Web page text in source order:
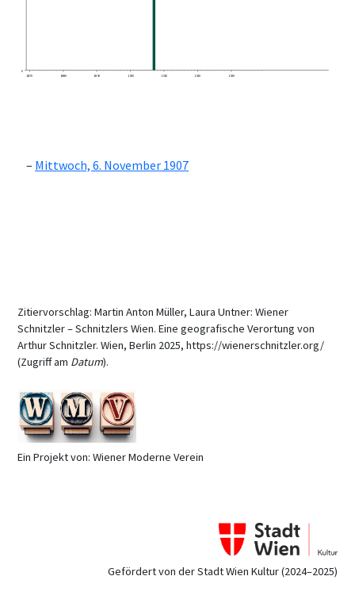
0
1870
1880 1890 1900 1910 1920 1930
Mittwoch, 6. November 1907
Zitiervorschlag: Martin Anton Müller, Laura Untner: Wiener
Schnitzler – Schnitzlers Wien. Eine geografische Verortung von
Arthur Schnitzler. Wien, Berlin 2025, https://wienerschnitzler.org/
(Zugriff am Datum).
Ein Projekt von: Wiener Moderne Verein
Gefördert von der Stadt Wien Kultur (2024–2025)